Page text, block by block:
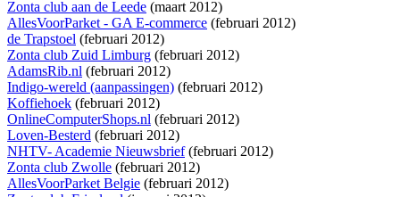
Zonta club aan de Leede (maart 2012)
AllesVoorParket - GA E-commerce (februari 2012)
de Trapstoel (februari 2012)
Zonta club Zuid Limburg (februari 2012)
AdamsRib.nl (februari 2012)
Indigo-wereld (aanpassingen) (februari 2012)
Koffiehoek (februari 2012)
OnlineComputerShops.nl (februari 2012)
Loven-Besterd (februari 2012)
NHTV- Academie Nieuwsbrief(februari 2012)
Zonta club Zwolle (februari 2012)
AllesVoorParket Belgie (februari 2012)